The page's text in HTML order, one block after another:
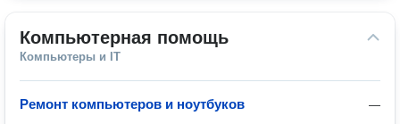
Компьютерная помощь
Компьютеры и IT
—
Ремонт компьютеров и ноутбуков